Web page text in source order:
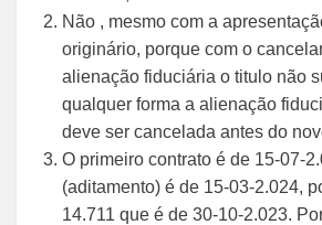
Não , mesmo com a
originário, porque com o
alienação fiduciária o titulo não
qualquer forma a alienação
deve ser cancelada antes do
O primeiro contrato é de 15-07-
(aditamento) é de 15-03-2.024,
14.711 que é de 30-10-2.023.